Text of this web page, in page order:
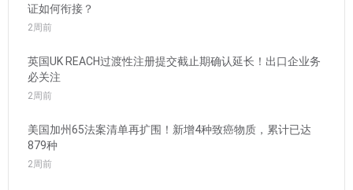
证如何衔接？
2周前
英国UK REACH过渡性注册提交截止期确认延长！出口企业务
必关注
2周前
美国加州65法案清单再扩围！新增4种致癌物质，累计已达
879种
2周前